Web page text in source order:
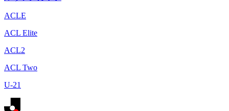
ACLE
ACL Elite
ACL2
ACL Two
U-21